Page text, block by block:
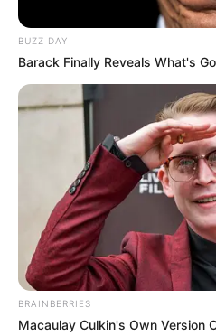
Posted
in
Friss hírek
Nagy a baj!
Viktortól – ERRE
szavak
Szerző • June 29, 2026
BUZZ DAY
Barack Finally Reveals What's
BRAINBERRIES
Macaulay Culkin's Own Version